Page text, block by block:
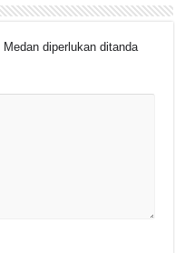
Medan diperlukan ditanda